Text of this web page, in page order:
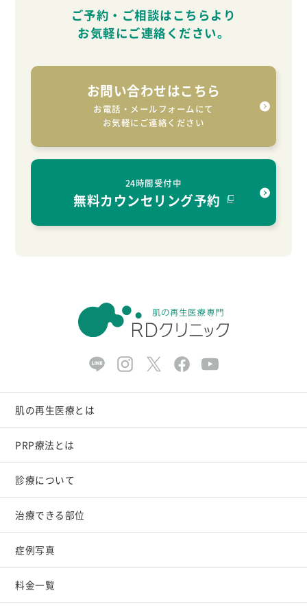
ご予約・ご相談はこちらより
お気軽にご連絡ください。
お問い合わせはこちら
お電話・メールフォームにて
お気軽にご連絡ください
24時間受付中
無料カウンセリング予約
肌の再生医療とは
PRP療法とは
診療について
治療できる部位
症例写真
料金一覧